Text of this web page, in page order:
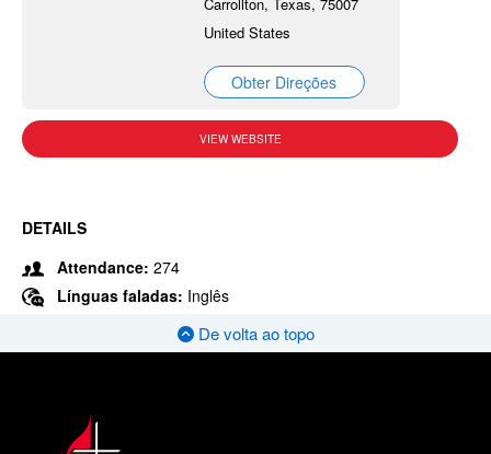
United States
Obter Direções
VIEW WEBSITE
DETAILS
Attendance: 274
Línguas faladas: Inglês
De volta ao topo